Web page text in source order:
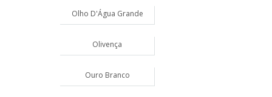
Olho D'Água Grande
Olivença
Ouro Branco